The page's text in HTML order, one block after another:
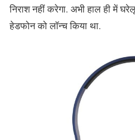
निराश नहीं करेगा. अभी हाल ही में
हेडफोन को लॉन्च किया था.